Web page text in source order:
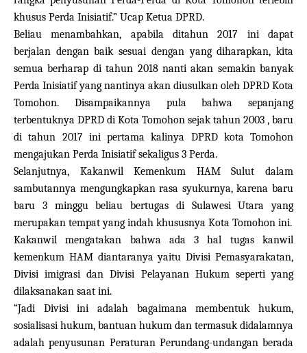
khusus Perda Inisiatif.” Ucap Ketua DPRD.
Beliau menambahkan, apabila ditahun 2017 ini dapat
berjalan dengan baik sesuai dengan yang diharapkan, kita
semua berharap di tahun 2018 nanti akan semakin banyak
Perda Inisiatif yang nantinya akan diusulkan oleh DPRD Kota
Tomohon. Disampaikannya pula bahwa sepanjang
terbentuknya DPRD di Kota Tomohon sejak tahun 2003 , baru
di tahun 2017 ini pertama kalinya DPRD kota Tomohon
mengajukan Perda Inisiatif sekaligus 3 Perda.
Selanjutnya, Kakanwil Kemenkum HAM Sulut dalam
sambutannya mengungkapkan rasa syukurnya, karena baru
baru 3 minggu beliau bertugas di Sulawesi Utara yang
merupakan tempat yang indah khususnya Kota Tomohon ini.
Kakanwil mengatakan bahwa ada 3 hal tugas kanwil
kemenkum HAM diantaranya yaitu Divisi Pemasyarakatan,
Divisi imigrasi dan Divisi Pelayanan Hukum seperti yang
dilaksanakan saat ini.
“Jadi Divisi ini adalah bagaimana membentuk hukum,
sosialisasi hukum, bantuan hukum dan termasuk didalamnya
adalah penyusunan Peraturan Perundang-undangan berada